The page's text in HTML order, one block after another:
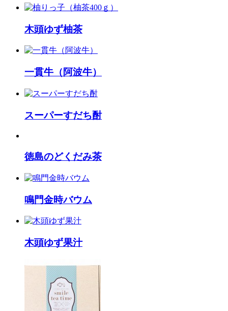
木頭ゆず柚茶
一貫牛（阿波牛）
スーパーすだち酎
徳島のどくだみ茶
鳴門金時バウム
木頭ゆず果汁